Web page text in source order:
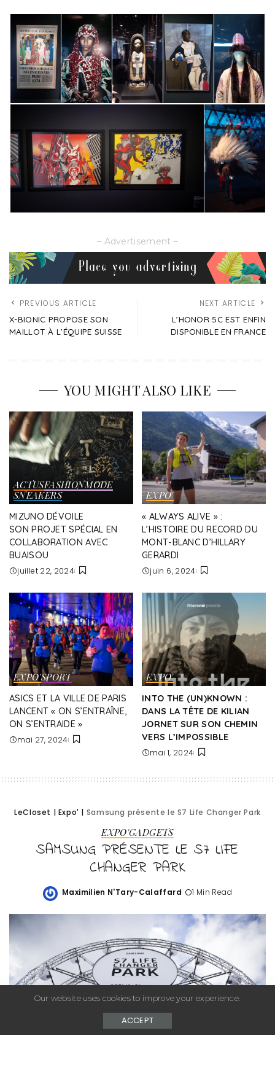
– Advertisement –
PREVIOUS ARTICLE
X-BIONIC PROPOSE SON
MAILLOT À L’ÉQUIPE SUISSE
NEXT ARTICLE
L’HONOR 5C EST ENFIN
DISPONIBLE EN FRANCE
YOU MIGHT ALSO LIKE
ACTUSFASHIONMODE
SNEAKERS
MIZUNO DÉVOILE
SON PROJET SPÉCIAL EN
COLLABORATION AVEC
BUAISOU
juillet 22, 2024
EXPO'
« ALWAYS ALIVE » :
L’HISTOIRE DU RECORD DU
MONT-BLANC D’HILLARY
GERARDI
juin 6, 2024
EXPO'SPORT
ASICS ET LA VILLE DE PARIS
LANCENT « ON S’ENTRAÎNE,
ON S’ENTRAIDE »
mai 27, 2024
EXPO'
INTO THE (UN)KNOWN :
DANS LA TÊTE DE KILIAN
JORNET SUR SON CHEMIN
VERS L’IMPOSSIBLE
mai 1, 2024
LeCloset | Expo' | Samsung présente le S7 Life Changer Park
EXPO'GADGETS
SAMSUNG PRÉSENTE LE S7 LIFE
CHANGER PARK
Posted
Maximilien N'Tary-Calaffard 1 Min Read
Our website uses cookies to improve your experience.
ACCEPT